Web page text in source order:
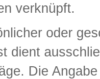
verknüpft.
oder
dient
Die